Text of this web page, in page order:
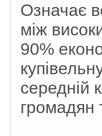
Означає
між
90%
середній
громадян